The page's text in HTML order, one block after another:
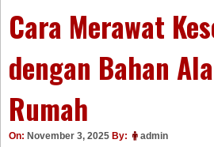
Cara Merawat
dengan Bahan
Rumah
On: November 3, 2025 By: admin